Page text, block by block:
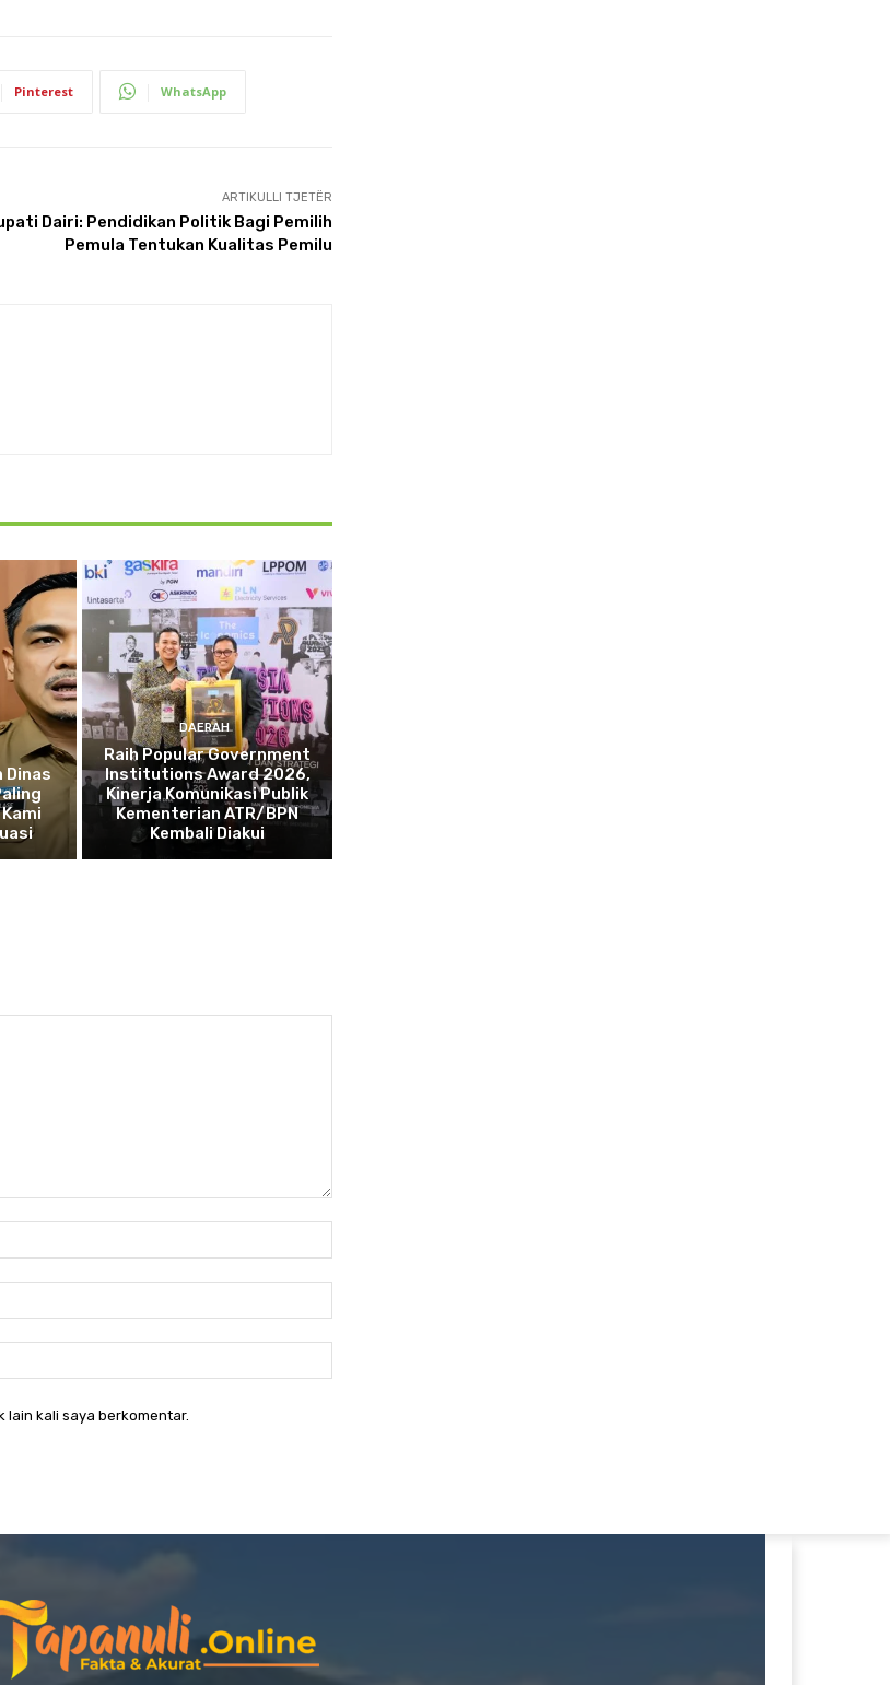
Pinterest WhatsApp
ARTIKULLI TJETËR
Dairi: Pendidikan Politik Bagi Pemilih
Pemula Tentukan Kualitas Pemilu
Dinas
DAERAH
Raih Popular Government
Institutions Award 2026,
Kinerja Komunikasi Publik
Kementerian ATR/BPN
Kembali Diakui
lain kali saya berkomentar.